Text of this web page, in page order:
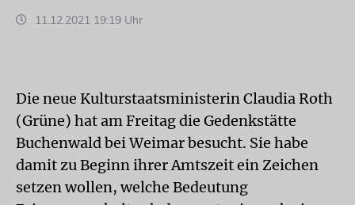
11.12.2021 19:19 Uhr
Die neue Kulturstaatsministerin Claudia Roth
(Grüne) hat am Freitag die Gedenkstätte
Buchenwald bei Weimar besucht. Sie habe
damit zu Beginn ihrer Amtszeit ein Zeichen
setzen wollen, welche Bedeutung